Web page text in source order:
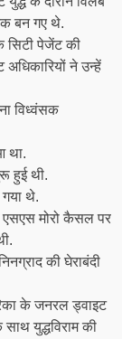
बन गए थे.
सिटी पेजेंट की
अधिकारियों ने उन्हें
विध्वंसक
था.
हुई थी.
थे.
एसएस मोरो कैसल पर
की घेराबंदी
के जनरल ड्वाइट
युद्धविराम की